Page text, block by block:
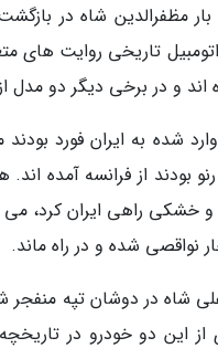
مظفرالدین شاه در بازگشت
اتومبیل تاریخی روایت
و در برخی دیگر دو مدل
شده به ایران فورد
بودند از فرانسه آمده
و از راه آب و خشکی راهی ایران
نواقصی شده و در راه ماند.
شاه در دوشان تپه منفجر
این دو خودرو در